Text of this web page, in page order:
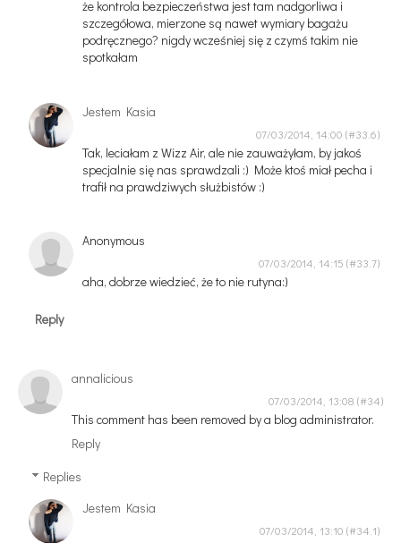
że kontrola bezpieczeństwa jest tam nadgorliwa i
szczegółowa, mierzone są nawet wymiary bagażu
podręcznego? nigdy wcześniej się z czymś takim nie
spotkałam
Jestem Kasia
07/03/2014, 14:00
Tak, leciałam z Wizz Air, ale nie zauważyłam, by jakoś
specjalnie się nas sprawdzali :) Może ktoś miał pecha i
trafił na prawdziwych służbistów :)
Anonymous
07/03/2014, 14:15
aha, dobrze wiedzieć, że to nie rutyna:)
Reply
annalicious
07/03/2014, 13:08
This comment has been removed by a blog administrator.
Reply
Replies
Jestem Kasia
07/03/2014, 13:10